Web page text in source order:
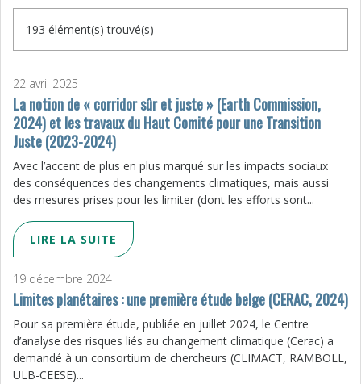
193 élément(s) trouvé(s)
22 avril 2025
La notion de « corridor sûr et juste » (Earth Commission,
2024) et les travaux du Haut Comité pour une Transition
Juste (2023-2024)
Avec l’accent de plus en plus marqué sur les impacts sociaux
des conséquences des changements climatiques, mais aussi
des mesures prises pour les limiter (dont les efforts sont...
LIRE LA SUITE
19 décembre 2024
Limites planétaires : une première étude belge (CERAC, 2024)
Pour sa première étude, publiée en juillet 2024, le Centre
d’analyse des risques liés au changement climatique (Cerac) a
demandé à un consortium de chercheurs (CLIMACT, RAMBOLL,
ULB-CEESE)...